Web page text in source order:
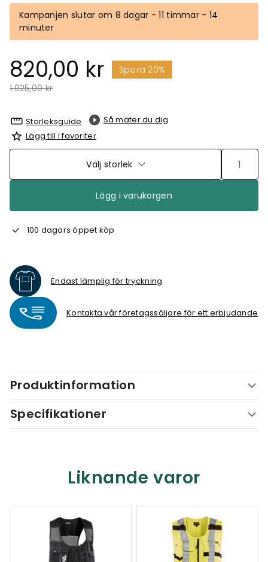
Kampanjen slutar om 8 dagar - 11 timmar - 14
minuter
820,00 kr
Spara 20%
Pris nedsatt från
1.025,00 krtill
Storleksguide
Så mäter du dig
Lägg till i favoriter
Välj storlek
Lägg i varukorgen
100 dagars öppet köp
Endast lämplig för tryckning
Kontakta vår företagssäljare för ett erbjudande
Produktinformation
Specifikationer
Liknande varor